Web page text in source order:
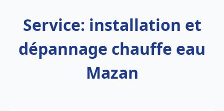
Service: installation et
dépannage chauffe eau
Mazan